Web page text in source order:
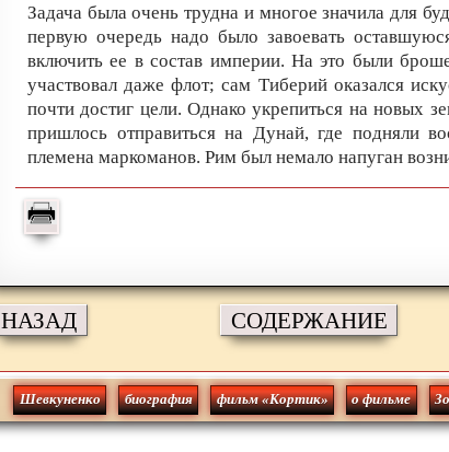
Задача была очень трудна и многое значила для
первую очередь надо было завоевать
включить ее в состав империи. На это были
участвовал даже флот; сам Тиберий оказался
почти достиг цели. Однако укрепиться на новых
пришлось отправиться на Дунай, где подняли
племена маркоманов. Рим был немало напуган
НАЗАД СОДЕРЖАНИЕ
Шевкуненко биография фильм «Кортик» о фильме